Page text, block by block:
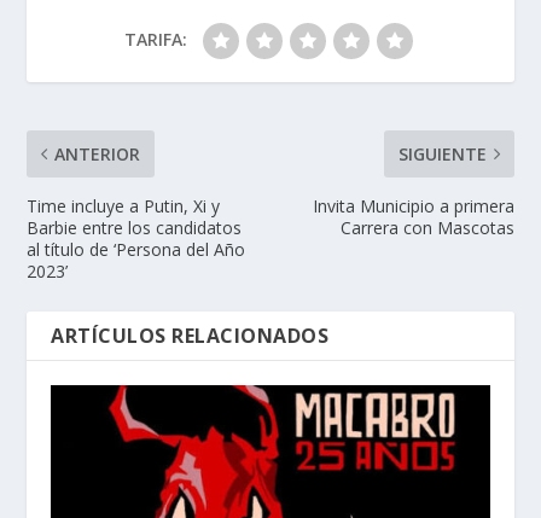
TARIFA:
ANTERIOR
Time incluye a Putin, Xi y
Barbie entre los candidatos
al título de ‘Persona del Año
2023’
SIGUIENTE
Invita Municipio a primera
Carrera con Mascotas
ARTÍCULOS RELACIONADOS